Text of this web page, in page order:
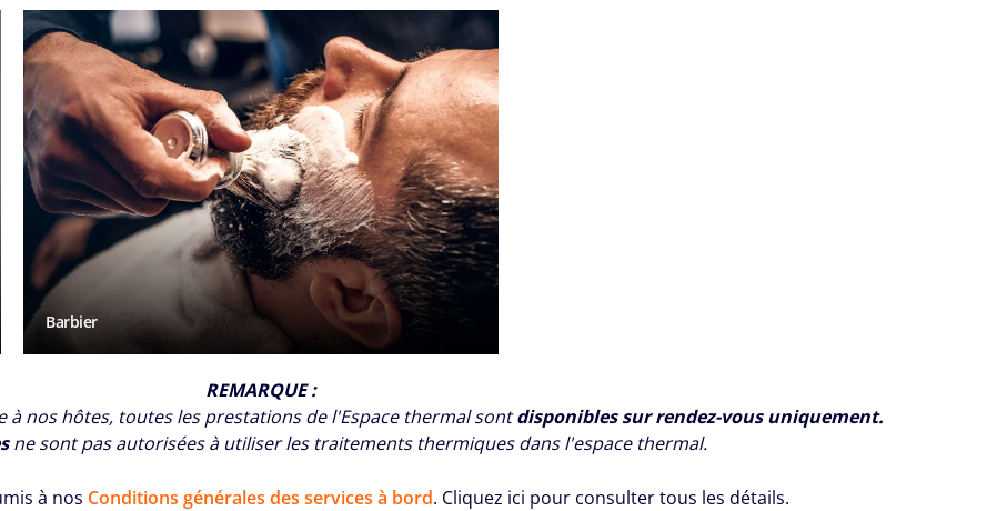
Barbier
REMARQUE :
nos hôtes, toutes les prestations de l'Espace thermal sontdisponibles sur rendez-vous uniquement.
ne sont pas autorisées à utiliser les traitements thermiques dans l'espace thermal.
à nos Conditions générales des services à bord. Cliquez ici pour consulter tous les détails.